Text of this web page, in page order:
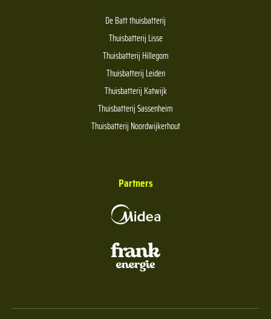
De Batt thuisbatterij
Thuisbatterij Lisse
Thuisbatterij Hillegom
Thuisbatterij Leiden
Thuisbatterij Katwijk
Thuisbatterij Sassenheim
Thuisbatterij Noordwijkerhout
Partners